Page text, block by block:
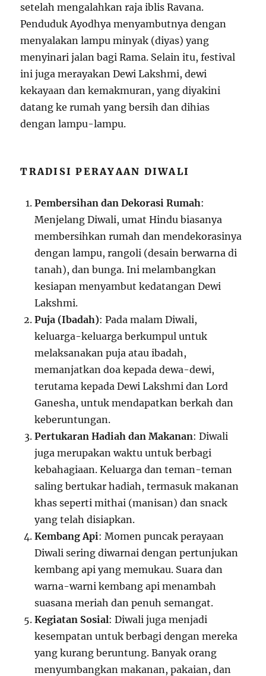
setelah mengalahkan raja iblis Ravana.
Penduduk Ayodhya menyambutnya dengan
menyalakan lampu minyak (diyas) yang
menyinari jalan bagi Rama. Selain itu, festival
ini juga merayakan Dewi Lakshmi, dewi
kekayaan dan kemakmuran, yang diyakini
datang ke rumah yang bersih dan dihias
dengan lampu-lampu.
TRADISI PERAYAAN DIWALI
Pembersihan dan Dekorasi Rumah:
Menjelang Diwali, umat Hindu biasanya
membersihkan rumah dan mendekorasinya
dengan lampu, rangoli (desain berwarna di
tanah), dan bunga. Ini melambangkan
kesiapan menyambut kedatangan Dewi
Lakshmi.
Puja (Ibadah): Pada malam Diwali,
keluarga-keluarga berkumpul untuk
melaksanakan puja atau ibadah,
memanjatkan doa kepada dewa-dewi,
terutama kepada Dewi Lakshmi dan Lord
Ganesha, untuk mendapatkan berkah dan
keberuntungan.
Pertukaran Hadiah dan Makanan: Diwali
juga merupakan waktu untuk berbagi
kebahagiaan. Keluarga dan teman-teman
saling bertukar hadiah, termasuk makanan
khas seperti mithai (manisan) dan snack
yang telah disiapkan.
Kembang Api: Momen puncak perayaan
Diwali sering diwarnai dengan pertunjukan
kembang api yang memukau. Suara dan
warna-warni kembang api menambah
suasana meriah dan penuh semangat.
Kegiatan Sosial: Diwali juga menjadi
kesempatan untuk berbagi dengan mereka
yang kurang beruntung. Banyak orang
menyumbangkan makanan, pakaian, dan